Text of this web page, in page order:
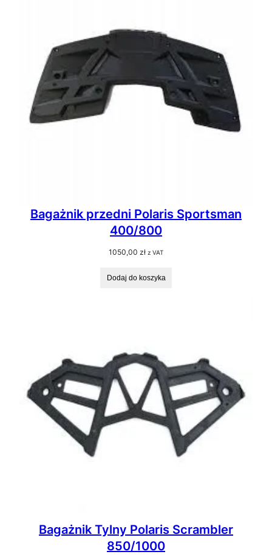
Bagażnik przedni Polaris Sportsman
400/800
1050,00 zł z VAT
Dodaj do koszyka
Bagażnik Tylny Polaris Scrambler
850/1000